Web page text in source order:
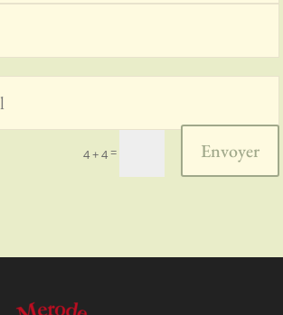
4 + 4= Envoyer